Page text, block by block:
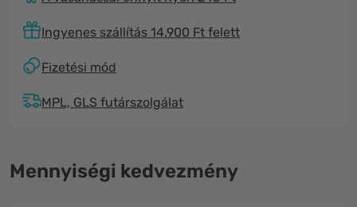
Ingyenes szállítás 14.900 Ft felett
Fizetési mód
MPL, GLS futárszolgálat
Mennyiségi kedvezmény